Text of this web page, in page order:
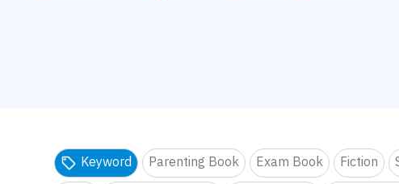
Keyword Parenting Book Exam Book Fiction